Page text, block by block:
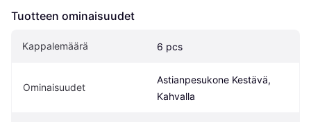
Tuotteen ominaisuudet
Kappalemäärä 6 pcs
Ominaisuudet
Astianpesukone Kestävä,
Kahvalla